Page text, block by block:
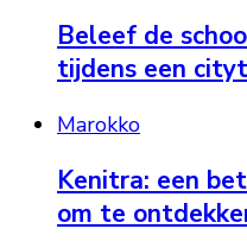
Beleef de
tijdens een
Marokko
Kenitra: een
om te